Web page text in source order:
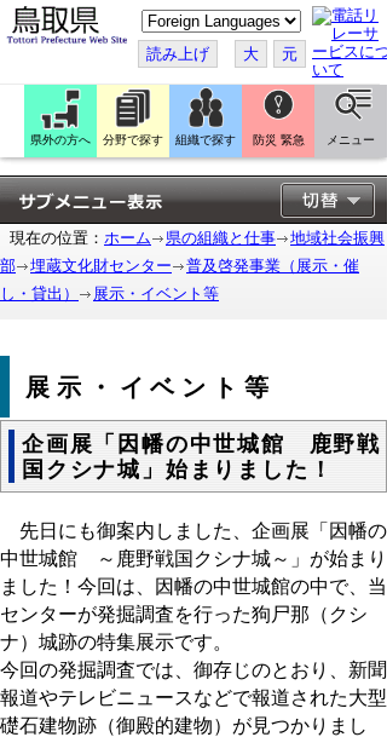
こ
の
ペ
ー
ジ
翻
訳
す
る
読み上げ 大 元
県外の方へ 分野で探す 組織で探す 防災 緊急 メニュー
現在の位置： ホーム 県の組織と仕事
地域社会振興
部
埋蔵文化財センター
普及啓発事業（展示・催
し・貸出）
展示・イベント等
展示・イベント等
企画展「因幡の中世城館 鹿野戦
国クシナ城」始まりました！
先日にも御案内しました、企画展「因幡の
中世城館 ～鹿野戦国クシナ城～」が始まり
ました！今回は、因幡の中世城館の中で、当
センターが発掘調査を行った狗尸那（クシ
ナ）城跡の特集展示です。
今回の発掘調査では、御存じのとおり、新聞
報道やテレビニュースなどで報道された大型
礎石建物跡（御殿的建物）が見つかりまし